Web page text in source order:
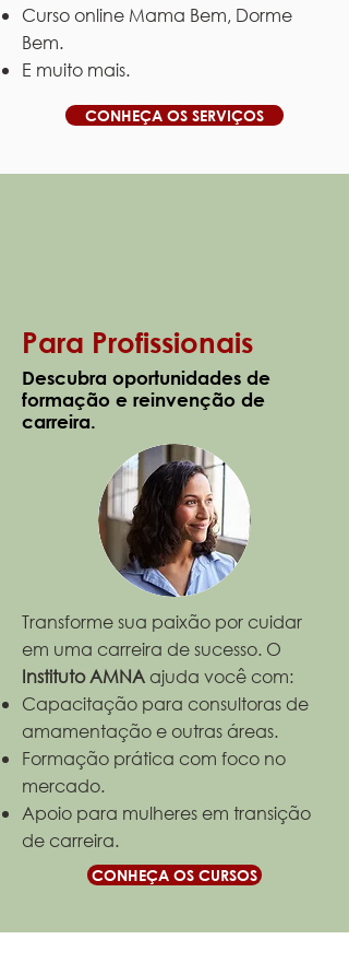
Curso online Mama Bem, Dorme
Bem.
E muito mais.
CONHEÇA OS SERVIÇOS
Para Profissionais
Descubra oportunidades de
formação e reinvenção de
carreira.
Transforme sua paixão por cuidar
em uma carreira de sucesso. O
Instituto AMNA ajuda você com:
Capacitação para consultoras de
amamentação e outras áreas.
Formação prática com foco no
mercado.
Apoio para mulheres em transição
de carreira.
CONHEÇA OS CURSOS